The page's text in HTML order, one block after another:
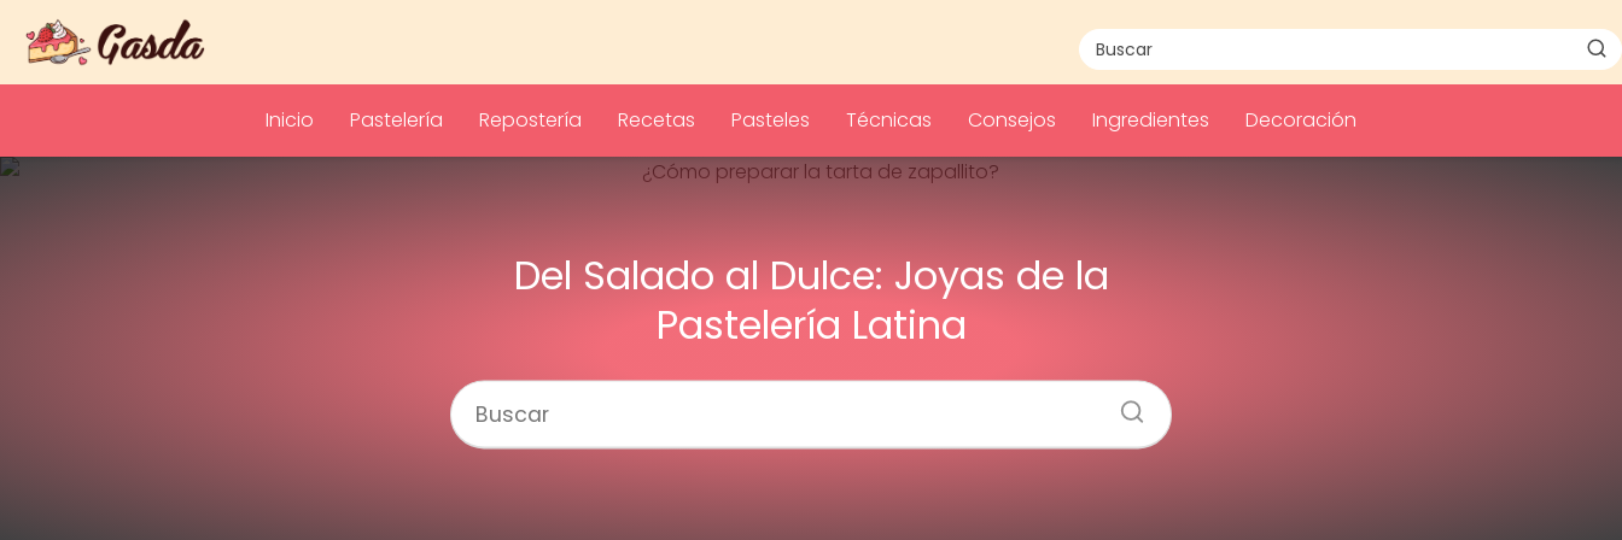
Inicio Pastelería Repostería Recetas Pasteles Técnicas Consejos Ingredientes Decoración
Del Salado al Dulce: Joyas de la
Pastelería Latina